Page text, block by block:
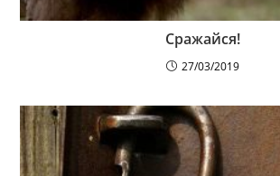
Сражайся!
27/03/2019